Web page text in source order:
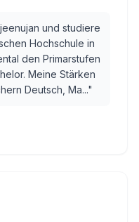
und studiere
Hochschule in
den Primarstufen
Meine Stärken
Deutsch, Ma..."